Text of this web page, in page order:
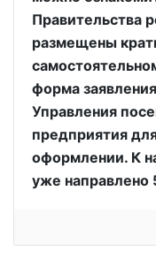
Правительства
размещены
форма
Управления
предприятия
оформлении. К
уже направлено